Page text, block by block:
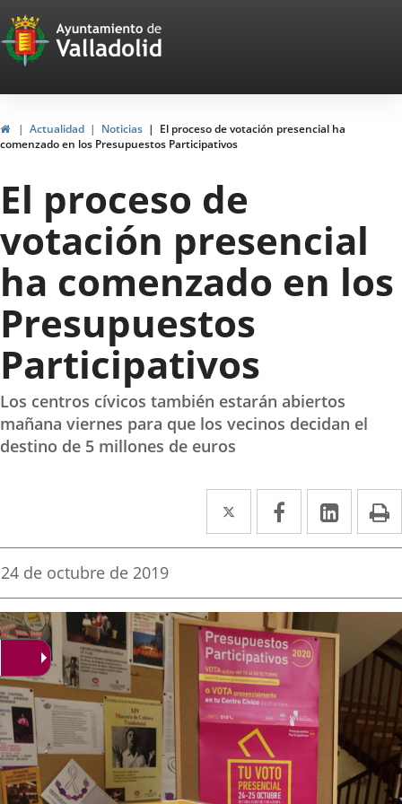
Portal
Web
del
Ayuntamiento
de
Valladolid
HomeActualidad Noticias
El proceso de votación presencial ha
comenzado en los Presupuestos Participativos
El proceso de
votación presencial
ha comenzado en los
Presupuestos
Participativos
Los centros cívicos también estarán abiertos
mañana viernes para que los vecinos decidan el
destino de 5 millones de euros
Twitter
Enlace
a
aplicación
externa.
Facebook
Enlace
a
aplicación
externa.
Enlace
a
Fecha
la
noticia
24 de octubre de 2019